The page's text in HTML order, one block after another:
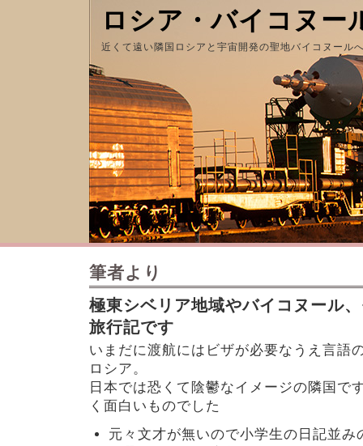
ロシア・バイコヌー
近くて遠い隣国ロシアと宇宙開発の聖地バイコヌール
筆者より
極東シベリア地域やバイコヌール
旅行記です
いまだに渡航にはビザが必要なうえ言語
ロシア。
日本では恐くて陰鬱なイメージの隣国で
く面白いものでした
元々文才が無いので小学生の日記並